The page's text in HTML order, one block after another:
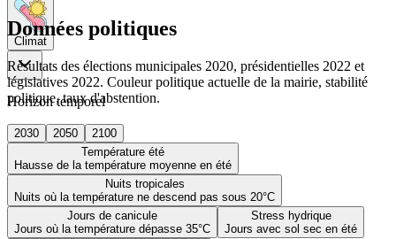
Climat
Horizon temporel
2030 2050
2100
Température été
Hausse de la température moyenne en été
Nuits tropicales
Nuits où la température ne descend pas sous 20°C
Jours de canicule
Jours où la température dépasse 35°C
Stress hydrique
Jours avec sol sec en été
Données politiques
Résultats des élections municipales 2020, présidentielles 2022 et
législatives 2022. Couleur politique actuelle de la mairie, stabilité
politique, taux d'abstention.